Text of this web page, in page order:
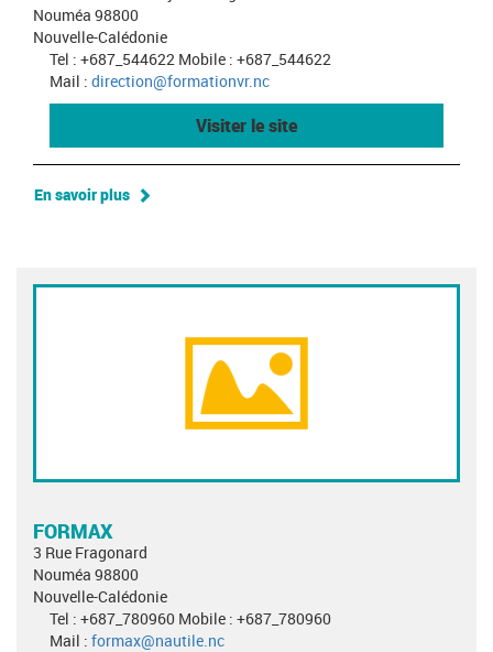
Nouméa 98800
Nouvelle-Calédonie
Tel : +687_544622 Mobile : +687_544622
Mail : direction@formationvr.nc
Visiter le site
En savoir plus
FORMAX
3 Rue Fragonard
Nouméa 98800
Nouvelle-Calédonie
Tel : +687_780960 Mobile : +687_780960
Mail : formax@nautile.nc